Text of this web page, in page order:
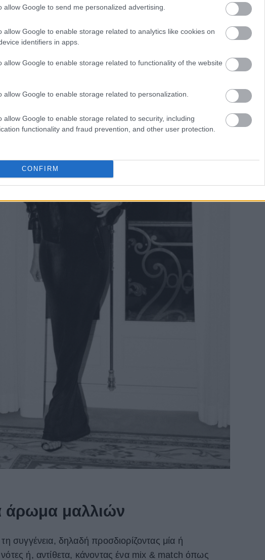
allow Google to send me personalized advertising.
allow Google to enable storage related to analytics like cookies on
identifiers in apps.
allow Google to enable storage related to functionality of the website
allow Google to enable storage related to personalization.
allow Google to enable storage related to security, including
functionality and fraud prevention, and other user protection.
CONFIRM
μπορείς να φρεσκάρεις λίγο το άρωμά τους
άρωμα μαλλιών
συγγένεια, δηλαδή προσδιορίζοντας μία ή
νότες ή, αντίθετα, κάνοντας ένα mix & match όπως